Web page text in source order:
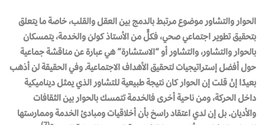
الحوار والتشاور موضوع مرتبط بالدمج بين العقل والقلب، خاصة ما يتعلق
بتحقيق تطوير اجتماعي صحي، فكلٌّ من الأستاذ كولن والخدمة، يتمسكان
بالحوار والتشاور، والتشاور أو “الاستشارة” هي عبارة عن مناقشة جماعية
حول أفضل إستراتيجيات لتحقيق الأهداف الاجتماعية. وفي الحقيقة لن أذهب
بعيدًا إنْ قلت إن الحوار كان نتيجة طبيعية للتشاور الذي يمثل ديناميكية
داخل الحركة، ومن ناحية أخرى فالخدمة تتمسك بالحوار بين الثقافات
والأديان. بل إن لدي اعتقاد راسخ بأن أخلاقيات ومبادئ الخدمة وممارستها